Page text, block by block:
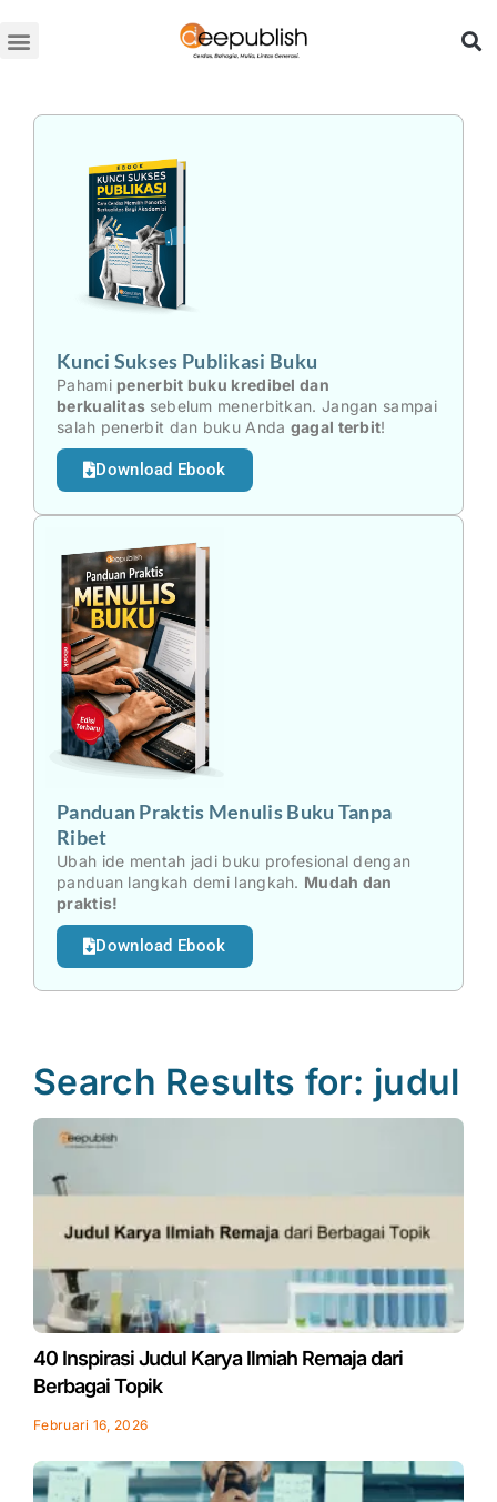
ke
Kunci Sukses Publikasi Buku
Pahami penerbit buku kredibel dan
berkualitas sebelum menerbitkan. Jangan sampai
salah penerbit dan buku Anda gagal terbit!
Download Ebook
Panduan Praktis Menulis Buku Tanpa
Ribet
Ubah ide mentah jadi buku profesional dengan
panduan langkah demi langkah. Mudah dan
praktis!
Download Ebook
Search Results for: judul
40 Inspirasi Judul Karya Ilmiah Remaja dari
Berbagai Topik
Februari 16, 2026